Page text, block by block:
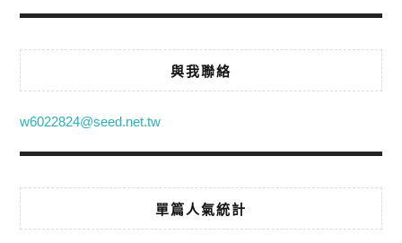
與我聯絡
w6022824@seed.net.tw
單篇人氣統計